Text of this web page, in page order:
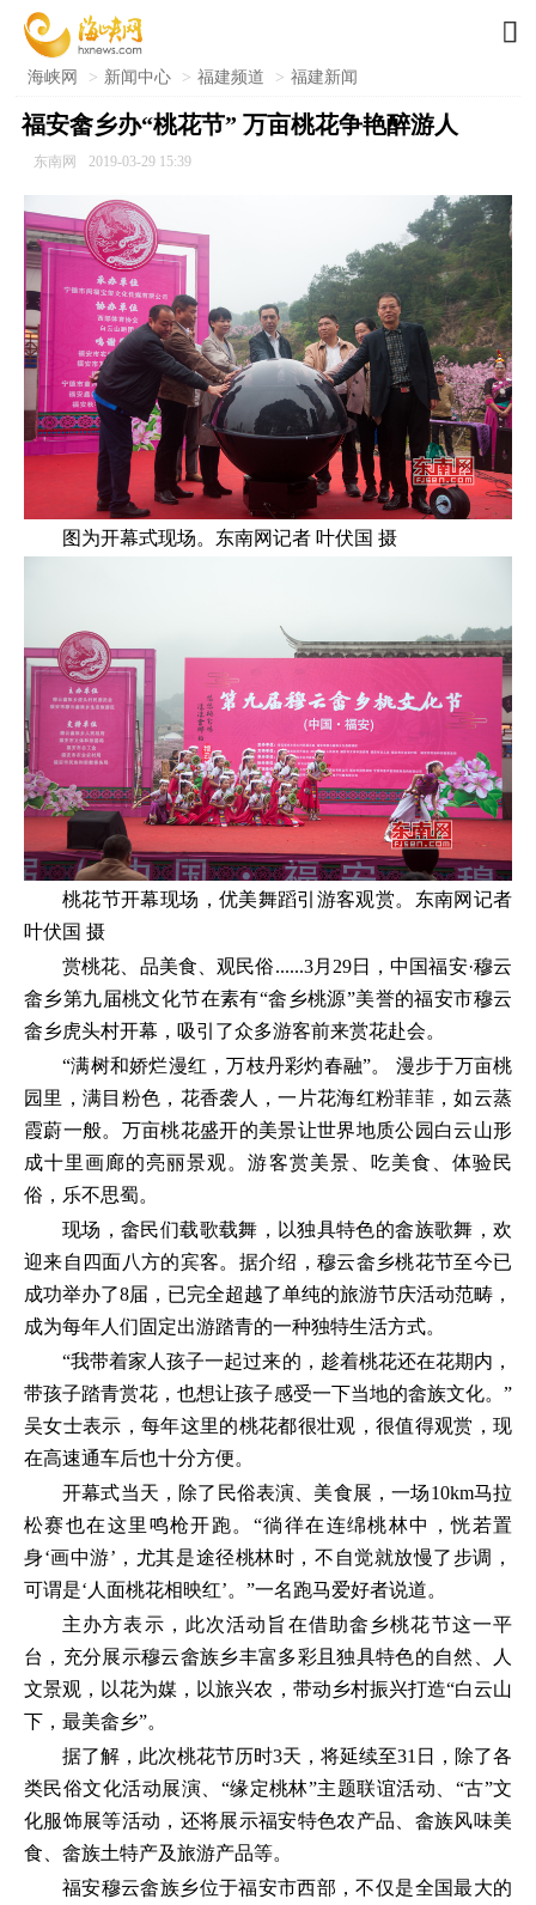

海峡网 > 新闻中心 > 福建频道 > 福建新闻
福安畲乡办“桃花节” 万亩桃花争艳醉游人
东南网 2019-03-29 15:39
图为开幕式现场。东南网记者 叶伏国 摄
桃花节开幕现场，优美舞蹈引游客观赏。东南网记者
叶伏国 摄
赏桃花、品美食、观民俗......3月29日，中国福安·穆云
畲乡第九届桃文化节在素有“畲乡桃源”美誉的福安市穆云
畲乡虎头村开幕，吸引了众多游客前来赏花赴会。
“满树和娇烂漫红，万枝丹彩灼春融”。 漫步于万亩桃
园里，满目粉色，花香袭人，一片花海红粉菲菲，如云蒸
霞蔚一般。万亩桃花盛开的美景让世界地质公园白云山形
成十里画廊的亮丽景观。游客赏美景、吃美食、体验民
俗，乐不思蜀。
现场，畲民们载歌载舞，以独具特色的畲族歌舞，欢
迎来自四面八方的宾客。据介绍，穆云畲乡桃花节至今已
成功举办了8届，已完全超越了单纯的旅游节庆活动范畴，
成为每年人们固定出游踏青的一种独特生活方式。
“我带着家人孩子一起过来的，趁着桃花还在花期内，
带孩子踏青赏花，也想让孩子感受一下当地的畲族文化。”
吴女士表示，每年这里的桃花都很壮观，很值得观赏，现
在高速通车后也十分方便。
开幕式当天，除了民俗表演、美食展，一场10km马拉
松赛也在这里鸣枪开跑。“徜徉在连绵桃林中，恍若置
身‘画中游’，尤其是途径桃林时，不自觉就放慢了步调，
可谓是‘人面桃花相映红’。”一名跑马爱好者说道。
主办方表示，此次活动旨在借助畲乡桃花节这一平
台，充分展示穆云畲族乡丰富多彩且独具特色的自然、人
文景观，以花为媒，以旅兴农，带动乡村振兴打造“白云山
下，最美畲乡”。
据了解，此次桃花节历时3天，将延续至31日，除了各
类民俗文化活动展演、“缘定桃林”主题联谊活动、“古”文
化服饰展等活动，还将展示福安特色农产品、畲族风味美
食、畲族土特产及旅游产品等。
福安穆云畲族乡位于福安市西部，不仅是全国最大的